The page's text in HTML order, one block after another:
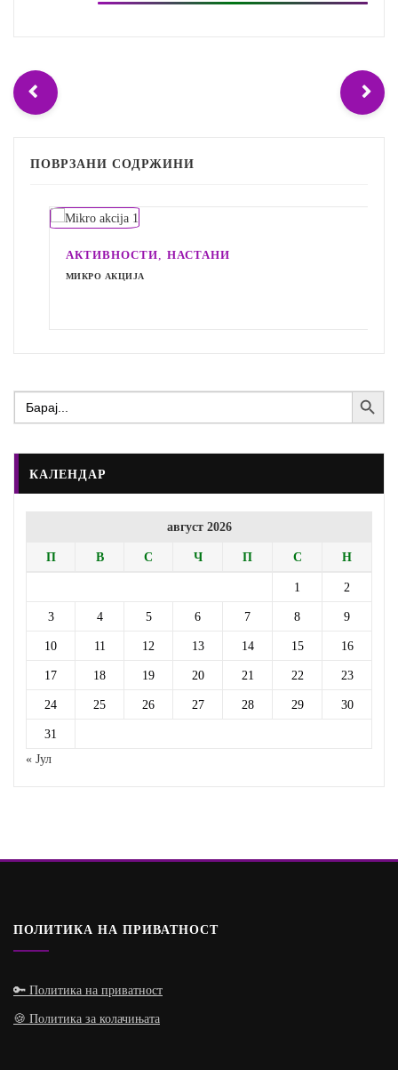
ПОВРЗАНИ СОДРЖИНИ
АКТИВНОСТИ,НАСТАНИ
МИКРО АКЦИЈА
Search
for:
Search Button
КАЛЕНДАР
август 2026
П В С Ч П С Н
1 2
3 4 5 6 7 8 9
10 11 12 13 14 15 16
17 18 19 20 21 22 23
24 25 26 27 28 29 30
31
« Јул
ПОЛИТИКА НА ПРИВАТНОСТ
🔑 Политика на приватност
🍪 Политика за колачињата